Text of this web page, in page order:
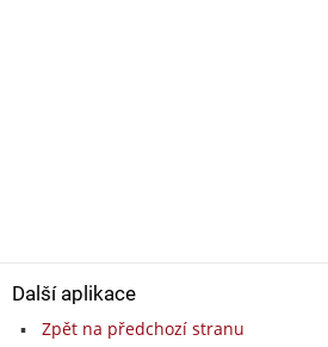
Další aplikace
Zpět na předchozí stranu